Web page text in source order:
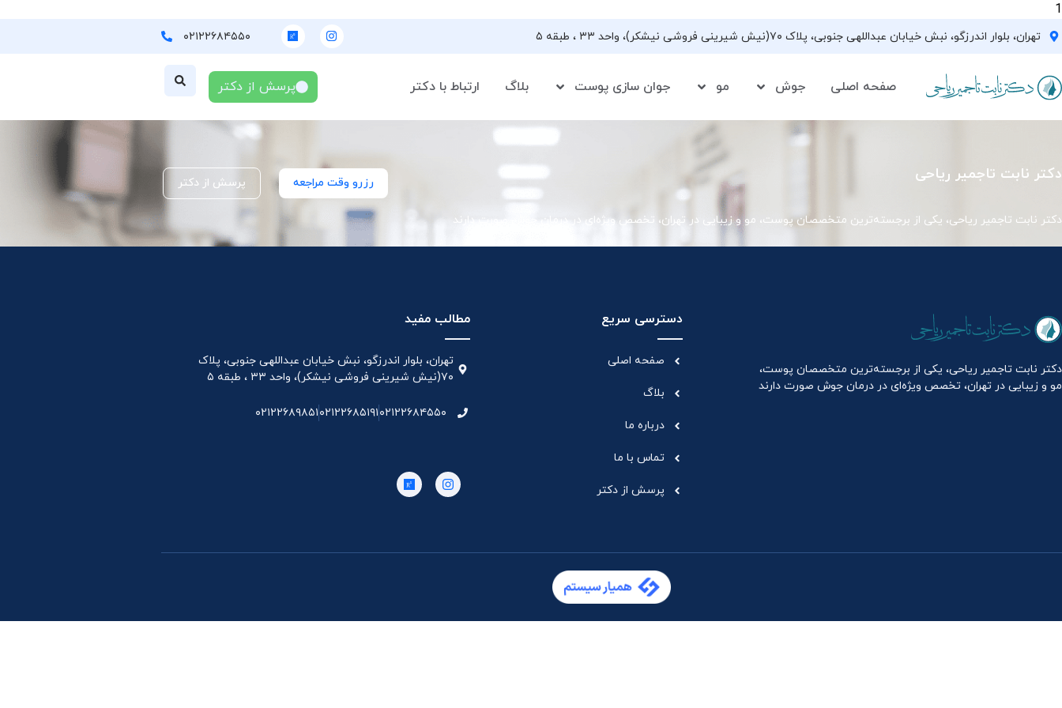
1
تهران، بلوار اندرزگو، نبش خیابان عبداللهی جنوبی، پلاک ۷۰(نیش شیرینی فروشی نیشکر)، واحد ۳۳ ، طبقه ۵ ۰۲۱۲۲۶۸۴۵۵۰
صفحه اصلی جوش مو جوان سازی پوست بلاگ ارتباط با دکتر پرسش از دکتر
دکتر نابت تاجمیر ریاحی
دکتر نابت تاجمیر ریاحی، یکی از برجسته‌ترین متخصصان پوست، مو و زیبایی در تهران، تخصص ویژه‌ای در درمان جوش صورت دارند
رزرو وقت مراجعه پرسش از دکتر
دکتر نابت تاجمیر ریاحی، یکی از برجسته‌ترین متخصصان پوست،
مو و زیبایی در تهران، تخصص ویژه‌ای در درمان جوش صورت دارند
دسترسی سریع
صفحه اصلی
بلاگ
درباره ما
تماس با ما
پرسش از دکتر
مطالب مفید
تهران، بلوار اندرزگو، نبش خیابان عبداللهی جنوبی، پلاک
۷۰(نیش شیرینی فروشی نیشکر)، واحد ۳۳ ، طبقه ۵
۰۲۱۲۲۶۸۴۵۵۰۰۲۱۲۲۶۸۵۱۹۱۰۲۱۲۲۶۸۹۸۵۱